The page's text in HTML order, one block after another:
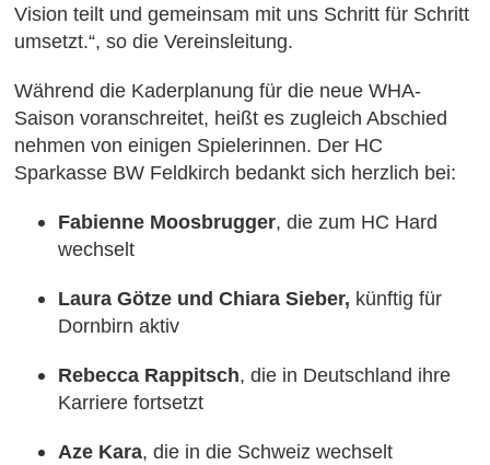
Vision teilt und gemeinsam mit uns Schritt für Schritt
umsetzt.“, so die Vereinsleitung.
Während die Kaderplanung für die neue WHA-
Saison voranschreitet, heißt es zugleich Abschied
nehmen von einigen Spielerinnen. Der HC
Sparkasse BW Feldkirch bedankt sich herzlich bei:
Fabienne Moosbrugger, die zum HC Hard
wechselt
Laura Götze und Chiara Sieber, künftig für
Dornbirn aktiv
Rebecca Rappitsch, die in Deutschland ihre
Karriere fortsetzt
Aze Kara, die in die Schweiz wechselt